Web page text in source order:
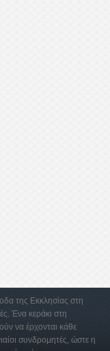
της Εκκλησίας στη
Ένα κεράκι στη
να έρχονται κάθε
συνδρομητές, ώστε η